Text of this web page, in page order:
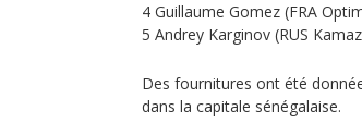
4 Guillaume Gomez (FRA
5 Andrey Karginov (RUS
Des fournitures ont été
dans la capitale sénégalaise.